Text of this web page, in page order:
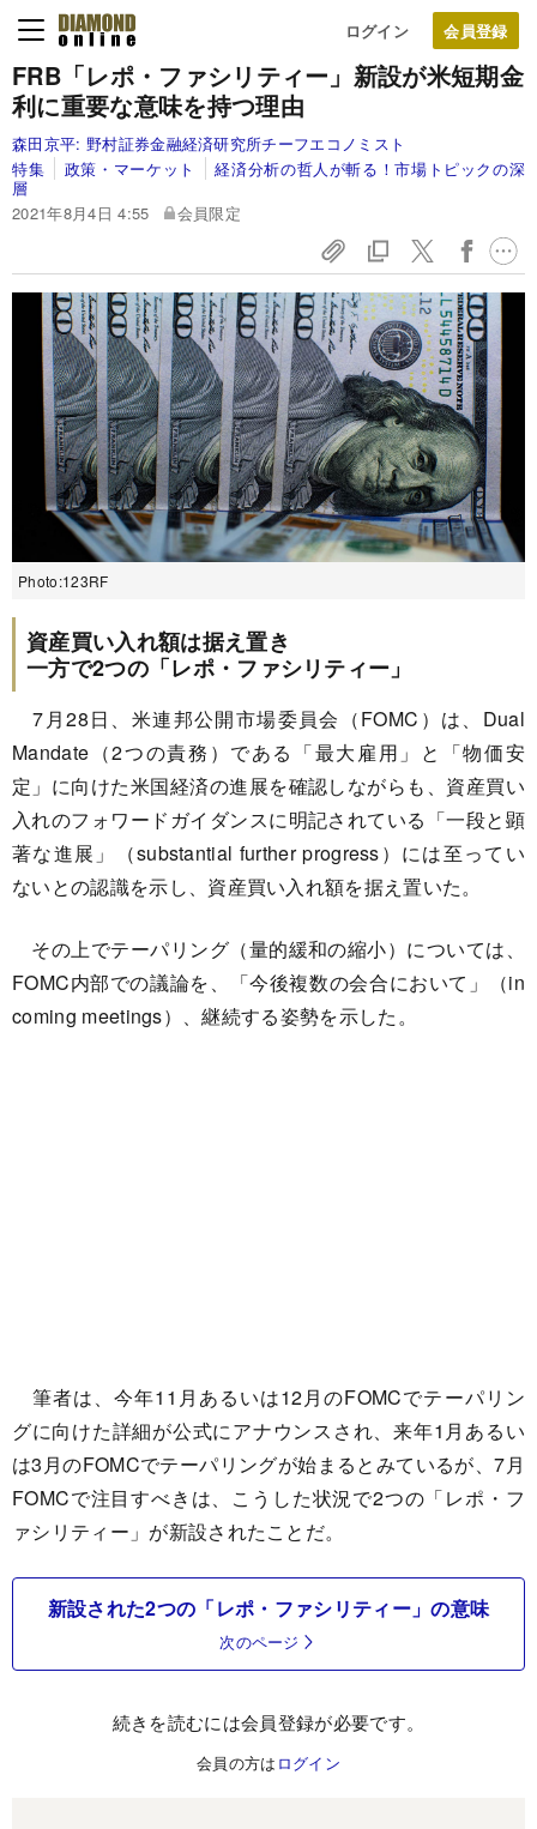
ログイン
FRB「レポ・ファシリティー」新設が米短期金
利に重要な意味を持つ理由
森田京平: 野村証券金融経済研究所チーフエコノミスト
特集
政策・マーケット
経済分析の哲人が斬る！市場トピックの深
層
2021年8月4日 4:55
会員限定
Photo:123RF
資産買い入れ額は据え置き
一方で2つの「レポ・ファシリティー」
7月28日、米連邦公開市場委員会（FOMC）は、Dual
Mandate（2つの責務）である「最大雇用」と「物価安
定」に向けた米国経済の進展を確認しながらも、資産買い
入れのフォワードガイダンスに明記されている「一段と顕
著な進展」（substantial further progress）には至ってい
ないとの認識を示し、資産買い入れ額を据え置いた。
その上でテーパリング（量的緩和の縮小）については、
FOMC内部での議論を、「今後複数の会合において」（in
coming meetings）、継続する姿勢を示した。
筆者は、今年11月あるいは12月のFOMCでテーパリン
グに向けた詳細が公式にアナウンスされ、来年1月あるい
は3月のFOMCでテーパリングが始まるとみているが、7月
FOMCで注目すべきは、こうした状況で2つの「レポ・フ
ァシリティー」が新設されたことだ。
新設された2つの「レポ・ファシリティー」の意味
次のページ
続きを読むには会員登録が必要です。
会員の方は ログイン